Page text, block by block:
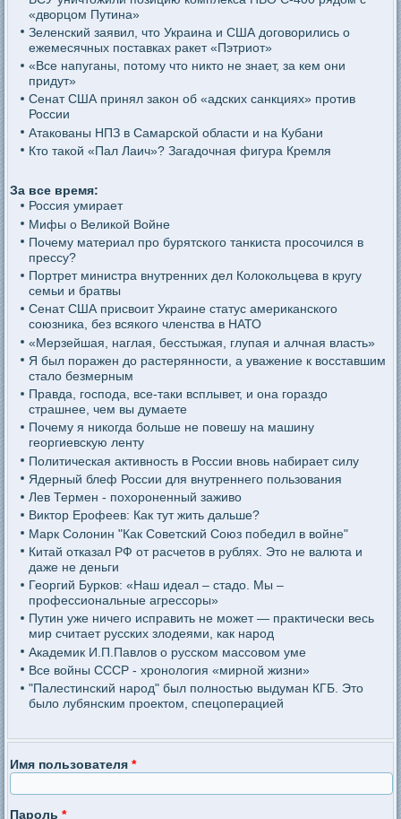
«дворцом Путина»
Зеленский заявил, что Украина и США договорились о
ежемесячных поставках ракет «Пэтриот»
«Все напуганы, потому что никто не знает, за кем они
придут»
Сенат США принял закон об «адских санкциях» против
России
Атакованы НПЗ в Самарской области и на Кубани
Кто такой «Пал Лаич»? Загадочная фигура Кремля
За все время:
Россия умирает
Мифы о Великой Войне
Почему материал про бурятского танкиста просочился в
прессу?
Портрет министра внутренних дел Колокольцева в кругу
семьи и братвы
Сенат США присвоит Украине статус американского
союзника, без всякого членства в НАТО
«Мерзейшая, наглая, бесстыжая, глупая и алчная власть»
Я был поражен до растерянности, а уважение к восставшим
стало безмерным
Правда, господа, все-таки всплывет, и она гораздо
страшнее, чем вы думаете
Почему я никогда больше не повешу на машину
георгиевскую ленту
Политическая активность в России вновь набирает силу
Ядерный блеф России для внутреннего пользования
Лев Термен - похороненный заживо
Виктор Ерофеев: Как тут жить дальше?
Марк Солонин "Как Советский Союз победил в войне"
Китай отказал РФ от расчетов в рублях. Это не валюта и
даже не деньги
Георгий Бурков: «Наш идеал – стадо. Мы –
профессиональные агрессоры»
Путин уже ничего исправить не может — практически весь
мир считает русских злодеями, как народ
Академик И.П.Павлов о русском массовом уме
Все войны СССР - хронология «мирной жизни»
"Палестинский народ" был полностью выдуман КГБ. Это
было лубянским проектом, спецоперацией
Имя пользователя*
Пароль*